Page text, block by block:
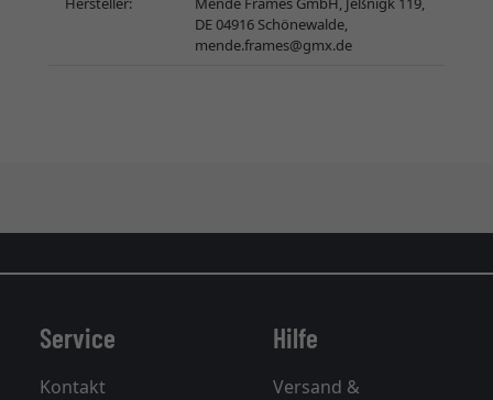
DE 04916 Schönewalde,
mende.frames@gmx.de
Service
Kontakt
Hilfe
Versand &